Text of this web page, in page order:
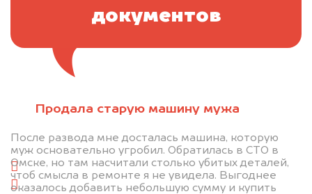
Продала старую машину мужа
После развода мне досталась машина, которую
муж основательно угробил. Обратилась в СТО в
Омске, но там насчитали столько убитых деталей,
чтоб смысла в ремонте я не увидела. Выгоднее
оказалось добавить небольшую сумму и купить
документов
минуту эксперт-оценщик назовёт сумму.
1. Сфотографируйте машину:
спереди
сзади